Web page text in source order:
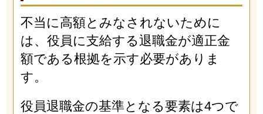
不当に高額とみなされないために
は、役員に支給する退職金が適正金
額である根拠を示す必要がありま
す。
役員退職金の基準となる要素は4つで